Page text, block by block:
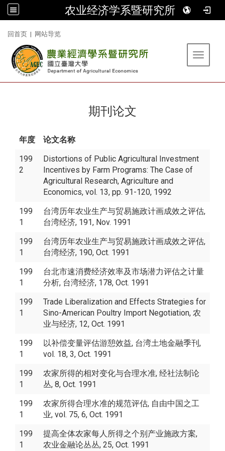
农业经济学系暨研究所
回首页 | 网站导览
Toggle
期刊论文
年度
论文名称
199
2
Distortions of Public Agricultural Investment
Incentives by Farm Programs: The Case of
Agricultural Research, Agriculture and
Economics, vol. 13, pp. 91-120, 1992
199
1
台湾历年农业生产与贸易施政计画成效之评估,
台湾经济, 191, Nov. 1991
199
1
台湾历年农业生产与贸易施政计画成效之评估,
台湾经济, 190, Oct. 1991
199
1
台北市速消费经济效率及市场潜力评估之计量
分析, 台湾经济, 178, Oct. 1991
199
1
Trade Liberalization and Effects Strategies for
Sino-American Poultry Import Negotiation, 农
业与经济, 12, Oct. 1991
199
1
以补偿变量评估游憩效益, 台湾土地金融季刊,
vol. 18, 3, Oct. 1991
199
1
农家所得的相对变化与合理水准, 经社法制论
丛, 8, Oct. 1991
199
1
农家所得合理水准的规范评估, 自由中国之工
业, vol. 75, 6, Oct. 1991
199
1
提高全体农家每人所得之个别产业施政方案,
农业金融论丛丛, 25, Oct. 1991